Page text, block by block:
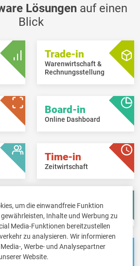
um die einwandfreie Funktion
Inhalte und Werbung zu
Media-Funktionen bereitzustellen
zu analysieren. Wir informieren
, Werbe- und Analysepartner
Website.
Lösungenauf einen
Blick
Trade-in
Warenwirtschaft &
Rechnungsstellung
Board-in
Online Dashboard
Time-in
Zeitwirtschaft
Account-in
Jahresabschlüsse
Net-in
Webshops &